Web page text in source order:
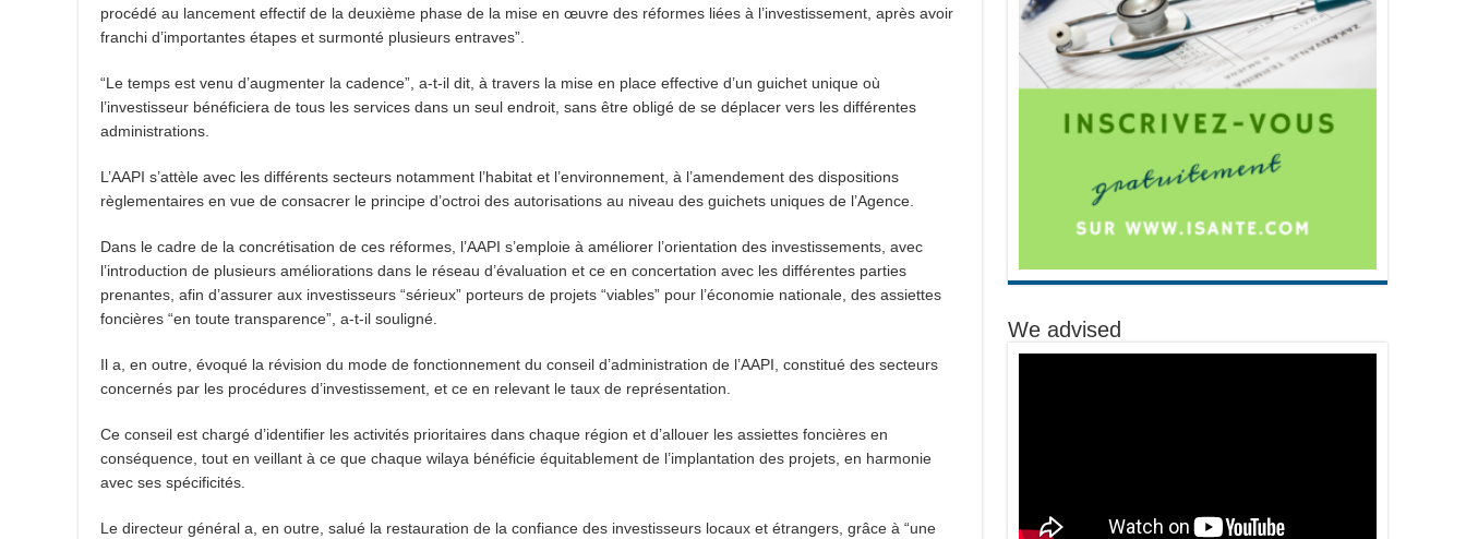
procédé au lancement effectif de la deuxième phase de la mise en œuvre des réformes liées à l’investissement, après avoir
franchi d’importantes étapes et surmonté plusieurs entraves”.
“Le temps est venu d’augmenter la cadence”, a-t-il dit, à travers la mise en place effective d’un guichet unique où
l’investisseur bénéficiera de tous les services dans un seul endroit, sans être obligé de se déplacer vers les différentes
administrations.
L’AAPI s’attèle avec les différents secteurs notamment l’habitat et l’environnement, à l’amendement des dispositions
règlementaires en vue de consacrer le principe d’octroi des autorisations au niveau des guichets uniques de l’Agence.
Dans le cadre de la concrétisation de ces réformes, l’AAPI s’emploie à améliorer l’orientation des investissements, avec
l’introduction de plusieurs améliorations dans le réseau d’évaluation et ce en concertation avec les différentes parties
prenantes, afin d’assurer aux investisseurs “sérieux” porteurs de projets “viables” pour l’économie nationale, des assiettes
foncières “en toute transparence”, a-t-il souligné.
Il a, en outre, évoqué la révision du mode de fonctionnement du conseil d’administration de l’AAPI, constitué des secteurs
concernés par les procédures d’investissement, et ce en relevant le taux de représentation.
Ce conseil est chargé d’identifier les activités prioritaires dans chaque région et d’allouer les assiettes foncières en
conséquence, tout en veillant à ce que chaque wilaya bénéficie équitablement de l’implantation des projets, en harmonie
avec ses spécificités.
Le directeur général a, en outre, salué la restauration de la confiance des investisseurs locaux et étrangers, grâce à “une
We advised